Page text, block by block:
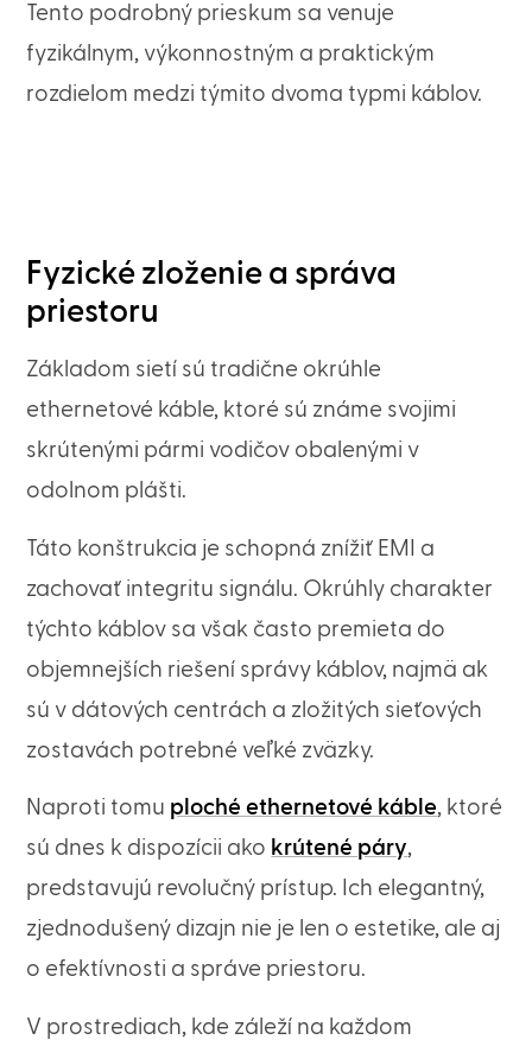
Tento podrobný prieskum sa venuje
fyzikálnym, výkonnostným a praktickým
rozdielom medzi týmito dvoma typmi káblov.
Fyzické zloženie a správa
priestoru
Základom sietí sú tradične okrúhle
ethernetové káble, ktoré sú známe svojimi
skrútenými pármi vodičov obalenými v
odolnom plášti.
Táto konštrukcia je schopná znížiť EMI a
zachovať integritu signálu. Okrúhly charakter
týchto káblov sa však často premieta do
objemnejších riešení správy káblov, najmä ak
sú v dátových centrách a zložitých sieťových
zostavách potrebné veľké zväzky.
Naproti tomu ploché ethernetové káble, ktoré
sú dnes k dispozícii ako krútené páry,
predstavujú revolučný prístup. Ich elegantný,
zjednodušený dizajn nie je len o estetike, ale aj
o efektívnosti a správe priestoru.
V prostrediach, kde záleží na každom